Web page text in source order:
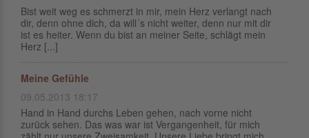
Bist weit weg es schmerzt in mir, mein Herz verlangt nach
dir, denn ohne dich, da will´s nicht weiter, denn nur mit dir
ist es heiter. Wenn du bist an meiner Seite, schlägt mein
Herz [...]
Meine Gefühle
09.05.2013 18:17
Hand in Hand durchs Leben gehen, nach vorne nicht
zurück sehen. Das was war ist Vergangenheit, für mich